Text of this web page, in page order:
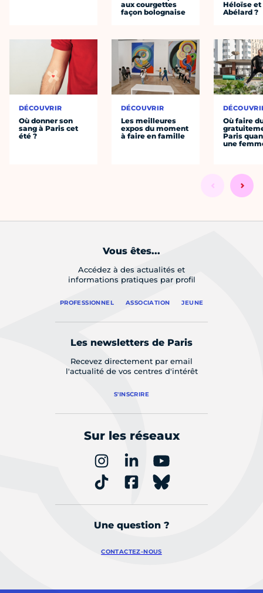
DÉCOUVRIR
Où donner son
sang à Paris cet
été ?
aux courgettes
façon bolognaise
DÉCOUVRIR
Les meilleures
expos du moment
à faire en famille
Héloïse et
Abélard ?
Où faire
Paris
une
Vous êtes...
Accédez à des actualités et
informations pratiques par profil
PROFESSIONNEL ASSOCIATION JEUNE
Les newsletters de Paris
Recevez directement par email
l'actualité de vos centres d'intérêt
S'INSCRIRE
Sur les réseaux
Une question ?
CONTACTEZ-NOUS